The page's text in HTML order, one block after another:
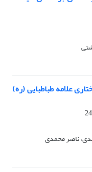
علامه طباطبایی (ره)
ناصر محمدی